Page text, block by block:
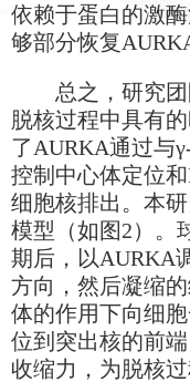
依赖于蛋白的激
够部分恢复
总之，研究
脱核过程中具有
了AURKA通过与
控制中心体定位
细胞核排出。本
模型（如图2）。
期后，以AURKA
方向，然后凝缩
体的作用下向细
位到突出核的前
收缩力，为脱核过